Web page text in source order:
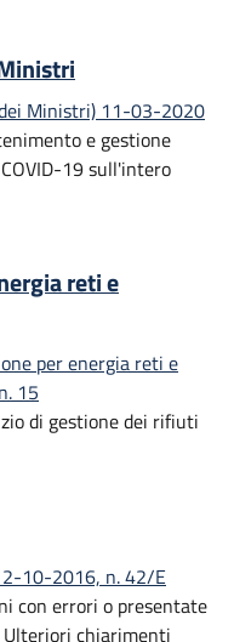
Ministri) 11-03-2020
e gestione
19 sull'intero
reti e
per energia reti e
15
di gestione dei rifiuti
10-2016, n. 42/E
con errori o presentate
Ulteriori chiarimenti